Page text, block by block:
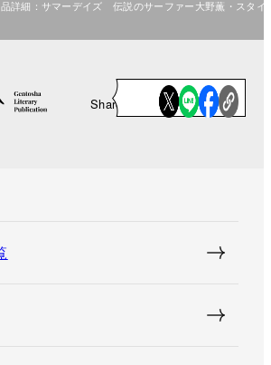
詳細：サマーデイズ 伝説のサーファー大野薫・スタイ
Share